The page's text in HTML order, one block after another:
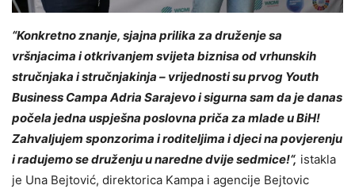
“Konkretno znanje, sjajna prilika za druženje sa
vršnjacima i otkrivanjem svijeta biznisa od vrhunskih
stručnjaka i stručnjakinja – vrijednosti su prvog Youth
Business Campa Adria Sarajevo i sigurna sam da je danas
počela jedna uspješna poslovna priča za mlade u BiH!
Zahvaljujem sponzorima i roditeljima i djeci na povjerenju
i radujemo se druženju u naredne dvije sedmice!“, istakla
je Una Bejtović, direktorica Kampa i agencije Bejtovic